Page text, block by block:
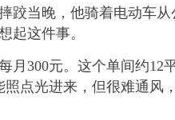
当晚，他骑着电动车从
起这件事。
300元。这个单间约12
点光进来，但很难通风